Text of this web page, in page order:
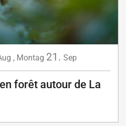
, Montag 21. Sep
forêt autour de La